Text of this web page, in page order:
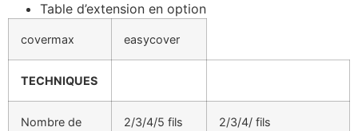
Table d’extension en option
covermax easycover
TECHNIQUES
Nombre de
2/3/4/5 fils 2/3/4/ fils